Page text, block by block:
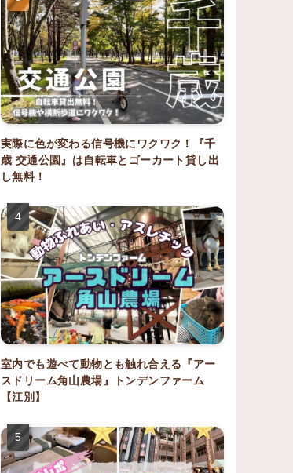
実際に色が変わる信号機にワクワク！『千
歳 交通公園』は自転車とゴーカート貸し出
し無料！
室内でも遊べて動物とも触れ合える『アー
スドリーム角山農場』トンデンファーム
【江別】